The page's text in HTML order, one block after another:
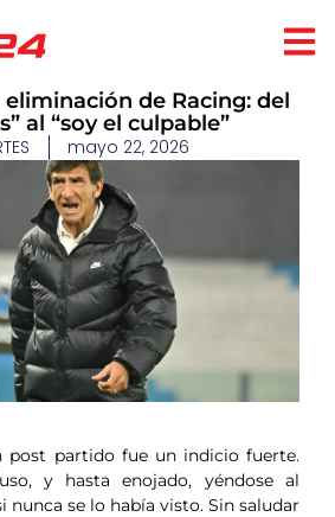
eliminación de Racing: del
al “soy el culpable”
mayo 22, 2026
post partido fue un indicio fuerte.
y hasta enojado, yéndose al
nunca se lo había visto. Sin saludar